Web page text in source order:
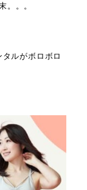
。。。
ルがボロボロ